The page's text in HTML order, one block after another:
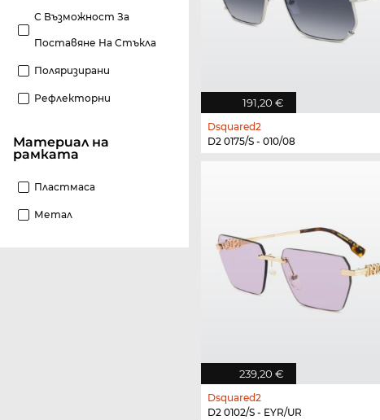
С Възможност За
Поставяне На Стъкла
Поляризирани
Рефлекторни
материал на
рамката
Пластмаса
Метал
191,20 €
Dsquared2
D2 0175/S - 010/08
239,20 €
Dsquared2
D2 0102/S - EYR/UR